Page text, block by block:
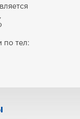
по тел: